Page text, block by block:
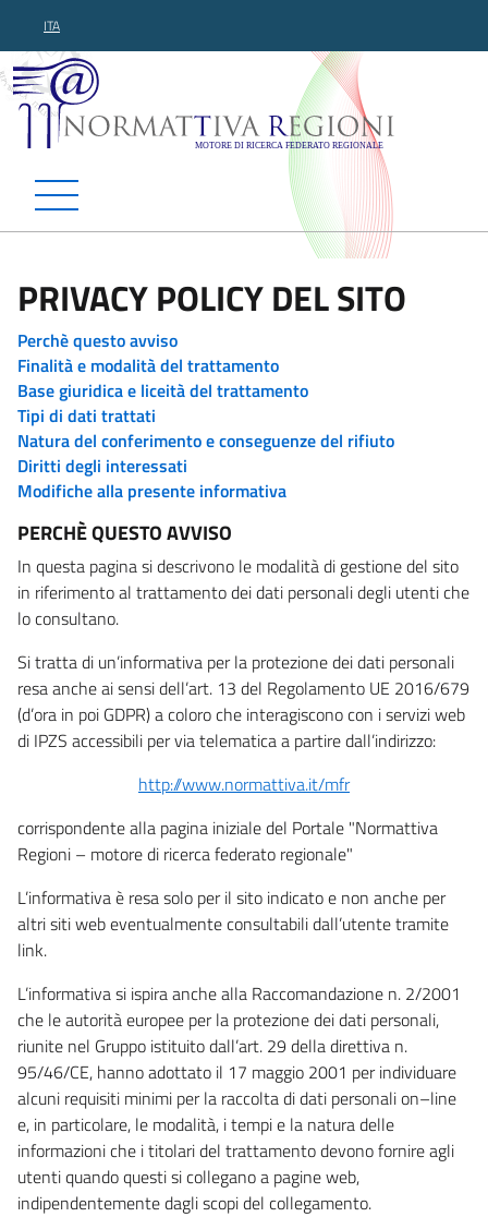
ITA
Normattiva Regioni -
PRIVACY POLICY DEL SITO
Perchè questo avviso
Finalità e modalità del trattamento
Base giuridica e liceità del trattamento
Tipi di dati trattati
Natura del conferimento e conseguenze del rifiuto
Diritti degli interessati
Modifiche alla presente informativa
PERCHÈ QUESTO AVVISO
In questa pagina si descrivono le modalità di gestione del sito
in riferimento al trattamento dei dati personali degli utenti che
lo consultano.
Si tratta di un’informativa per la protezione dei dati personali
resa anche ai sensi dell’art. 13 del Regolamento UE 2016/679
(d’ora in poi GDPR) a coloro che interagiscono con i servizi web
di IPZS accessibili per via telematica a partire dall’indirizzo:
http://www.normattiva.it/mfr
corrispondente alla pagina iniziale del Portale "Normattiva
Regioni – motore di ricerca federato regionale"
L’informativa è resa solo per il sito indicato e non anche per
altri siti web eventualmente consultabili dall’utente tramite
link.
L’informativa si ispira anche alla Raccomandazione n. 2/2001
che le autorità europee per la protezione dei dati personali,
riunite nel Gruppo istituito dall’art. 29 della direttiva n.
95/46/CE, hanno adottato il 17 maggio 2001 per individuare
alcuni requisiti minimi per la raccolta di dati personali on–line
e, in particolare, le modalità, i tempi e la natura delle
informazioni che i titolari del trattamento devono fornire agli
utenti quando questi si collegano a pagine web,
indipendentemente dagli scopi del collegamento.